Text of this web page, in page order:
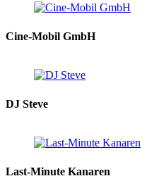
Cine-Mobil GmbH
DJ Steve
Last-Minute Kanaren